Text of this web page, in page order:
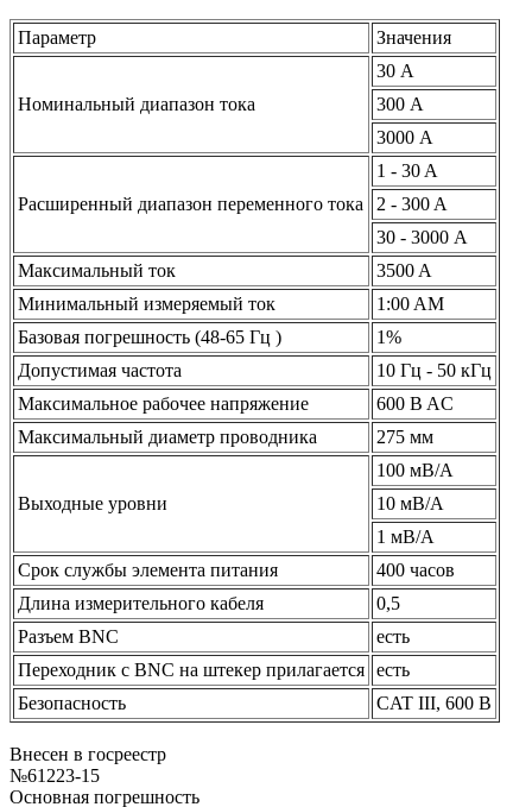
Параметр Значения
Номинальный диапазон тока
30 А
300 А
3000 А
Расширенный диапазон переменного тока
1 - 30 A
2 - 300 A
30 - 3000 А
Максимальный ток
3500 A
Минимальный измеряемый ток
1:00 AM
Базовая погрешность (48-65 Гц )
1%
Допустимая частота
10 Гц - 50 кГц
Максимальное рабочее напряжение
600 B AC
Максимальный диаметр проводника
275 мм
Выходные уровни
100 мВ/A
10 мВ/А
1 мВ/А
Срок службы элемента питания
400 часов
Длина измерительного кабеля
0,5
Разъем BNC
есть
Переходник с BNC на штекер прилагается есть
Безопасность
CAT III, 600 B
Внесен в госреестр
№61223-15
Основная погрешность